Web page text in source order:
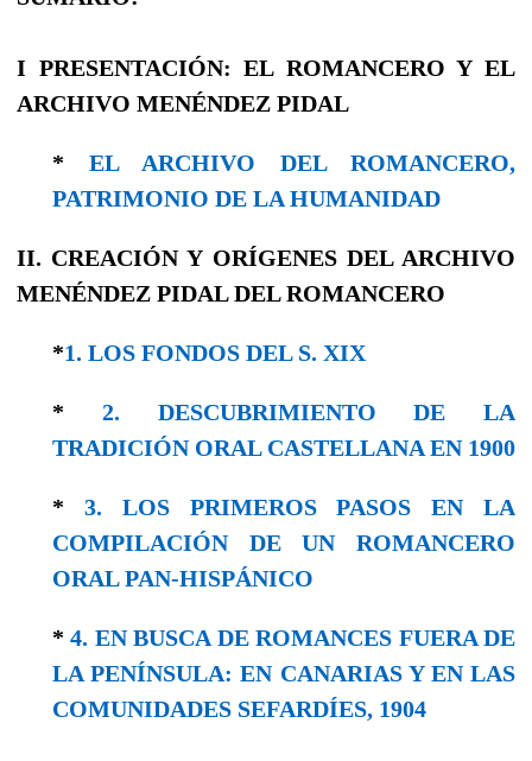
I PRESENTACIÓN: EL ROMANCERO Y EL
ARCHIVO MENÉNDEZ PIDAL
* EL ARCHIVO DEL ROMANCERO,
PATRIMONIO DE LA HUMANIDAD
II. CREACIÓN Y ORÍGENES DEL ARCHIVO
MENÉNDEZ PIDAL DEL ROMANCERO
*1. LOS FONDOS DEL S. XIX
* 2. DESCUBRIMIENTO DE LA
TRADICIÓN ORAL CASTELLANA EN 1900
* 3. LOS PRIMEROS PASOS EN LA
COMPILACIÓN DE UN ROMANCERO
ORAL PAN-HISPÁNICO
*4. EN BUSCA DE ROMANCES FUERA DE
LA PENÍNSULA: EN CANARIAS Y EN LAS
COMUNIDADES SEFARDÍES, 1904